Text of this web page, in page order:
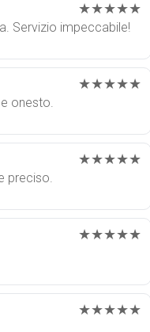
★★★★★
Servizio impeccabile!
★★★★★
onesto.
★★★★★
preciso.
★★★★★
★★★★★